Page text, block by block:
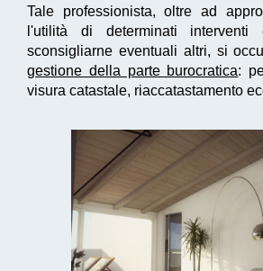
Tale professionista, oltre ad
l'utilità di determinati
sconsigliarne eventuali altri, si
gestione della parte burocratica:
visura catastale, riaccatastamento